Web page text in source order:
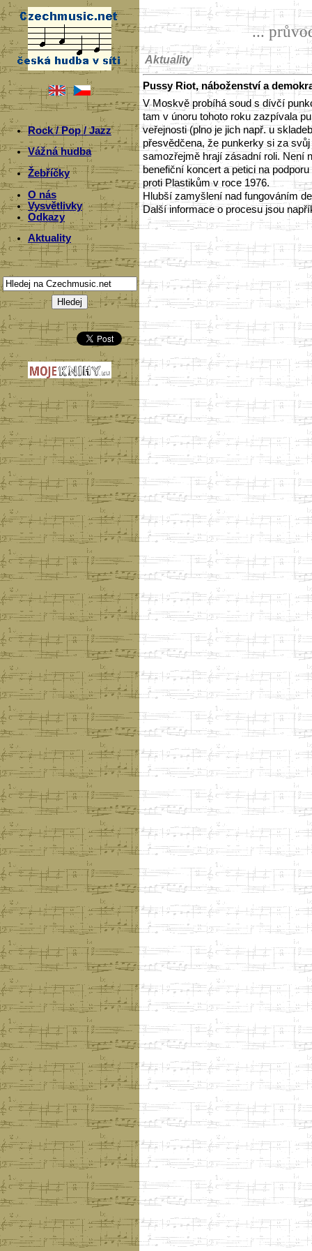
Rock / Pop / Jazz
Vážná hudba
Žebříčky
O nás
Vysvětlivky
Odkazy
Aktuality
...
Aktuality
Pussy Riot, náboženství a
V Moskvě probíhá soud s dívčí
tam v únoru tohoto roku zazpívala
veřejnosti (plno je jich např. u
přesvědčena, že punkerky si za
samozřejmě hrají zásadní roli. Není
benefiční koncert a petici na
proti Plastikům v roce 1976.
Hlubší zamyšlení nad fungováním
Další informace o procesu jsou